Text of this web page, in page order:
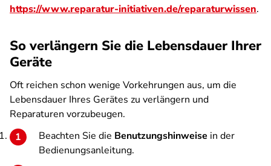
https://www.reparatur-initiativen.de/reparaturwissen.
So verlängern Sie die Lebensdauer Ihrer
Geräte
Oft reichen schon wenige Vorkehrungen aus, um die
Lebensdauer Ihres Gerätes zu verlängern und
Reparaturen vorzubeugen.
Beachten Sie die Benutzungshinweise in der
Bedienungsanleitung.